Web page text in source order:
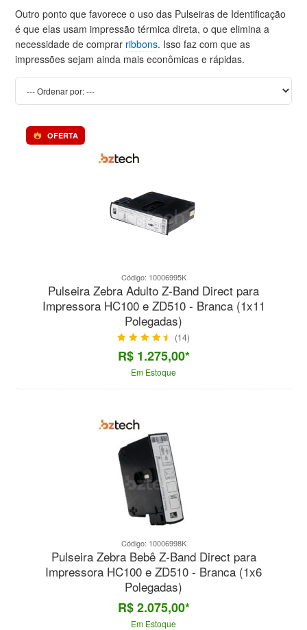
Outro ponto que favorece o uso das Pulseiras de Identificação
é que elas usam impressão térmica direta, o que elimina a
necessidade de comprar ribbons. Isso faz com que as
impressões sejam ainda mais econômicas e rápidas.
OFERTA
Código: 10006995K
Pulseira Zebra Adulto Z-Band Direct para
Impressora HC100 e ZD510 - Branca (1x11
Polegadas)
(14)
R$ 1.275,00*
Em Estoque
Código: 10006998K
Pulseira Zebra Bebê Z-Band Direct para
Impressora HC100 e ZD510 - Branca (1x6
Polegadas)
R$ 2.075,00*
Em Estoque